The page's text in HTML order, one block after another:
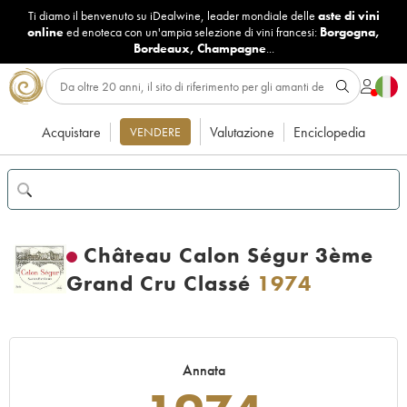
Ti diamo il benvenuto su iDealwine, leader mondiale delle aste di vini
onlineed enoteca con un'ampia selezione di vini francesi: Borgogna,
Bordeaux, Champagne...
Acquistare VENDERE Valutazione Enciclopedia
Château Calon Ségur 3ème
Grand Cru Classé 1974
Annata